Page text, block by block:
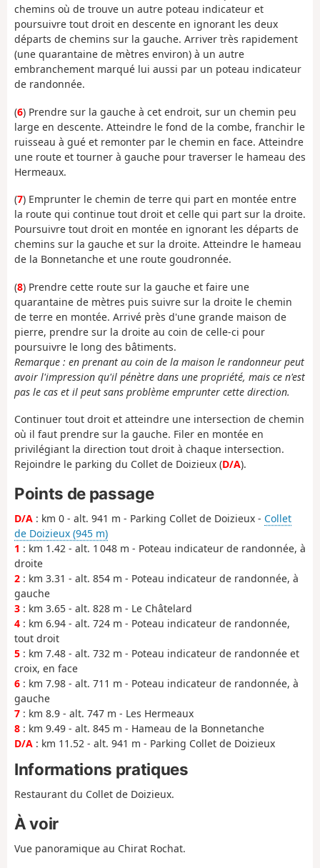
chemins où de trouve un autre poteau indicateur et
poursuivre tout droit en descente en ignorant les deux
départs de chemins sur la gauche. Arriver très rapidement
(une quarantaine de mètres environ) à un autre
embranchement marqué lui aussi par un poteau indicateur
de randonnée.
(6) Prendre sur la gauche à cet endroit, sur un chemin peu
large en descente. Atteindre le fond de la combe, franchir le
ruisseau à gué et remonter par le chemin en face. Atteindre
une route et tourner à gauche pour traverser le hameau des
Hermeaux.
(7) Emprunter le chemin de terre qui part en montée entre
la route qui continue tout droit et celle qui part sur la droite.
Poursuivre tout droit en montée en ignorant les départs de
chemins sur la gauche et sur la droite. Atteindre le hameau
de la Bonnetanche et une route goudronnée.
(8) Prendre cette route sur la gauche et faire une
quarantaine de mètres puis suivre sur la droite le chemin
de terre en montée. Arrivé près d'une grande maison de
pierre, prendre sur la droite au coin de celle-ci pour
poursuivre le long des bâtiments.
Remarque : en prenant au coin de la maison le randonneur peut
avoir l'impression qu'il pénètre dans une propriété, mais ce n'est
pas le cas et il peut sans problème emprunter cette direction.
Continuer tout droit et atteindre une intersection de chemin
où il faut prendre sur la gauche. Filer en montée en
privilégiant la direction tout droit à chaque intersection.
Rejoindre le parking du Collet de Doizieux (D/A).
Points de passage
D/A : km 0 - alt. 941 m - Parking Collet de Doizieux - Collet
de Doizieux (945 m)
1 : km 1.42 - alt. 1 048 m - Poteau indicateur de randonnée, à
droite
2 : km 3.31 - alt. 854 m - Poteau indicateur de randonnée, à
gauche
3 : km 3.65 - alt. 828 m - Le Châtelard
4 : km 6.94 - alt. 724 m - Poteau indicateur de randonnée,
tout droit
5 : km 7.48 - alt. 732 m - Poteau indicateur de randonnée et
croix, en face
6 : km 7.98 - alt. 711 m - Poteau indicateur de randonnée, à
gauche
7 : km 8.9 - alt. 747 m - Les Hermeaux
8 : km 9.49 - alt. 845 m - Hameau de la Bonnetanche
D/A : km 11.52 - alt. 941 m - Parking Collet de Doizieux
Informations pratiques
Restaurant du Collet de Doizieux.
À voir
Vue panoramique au Chirat Rochat.